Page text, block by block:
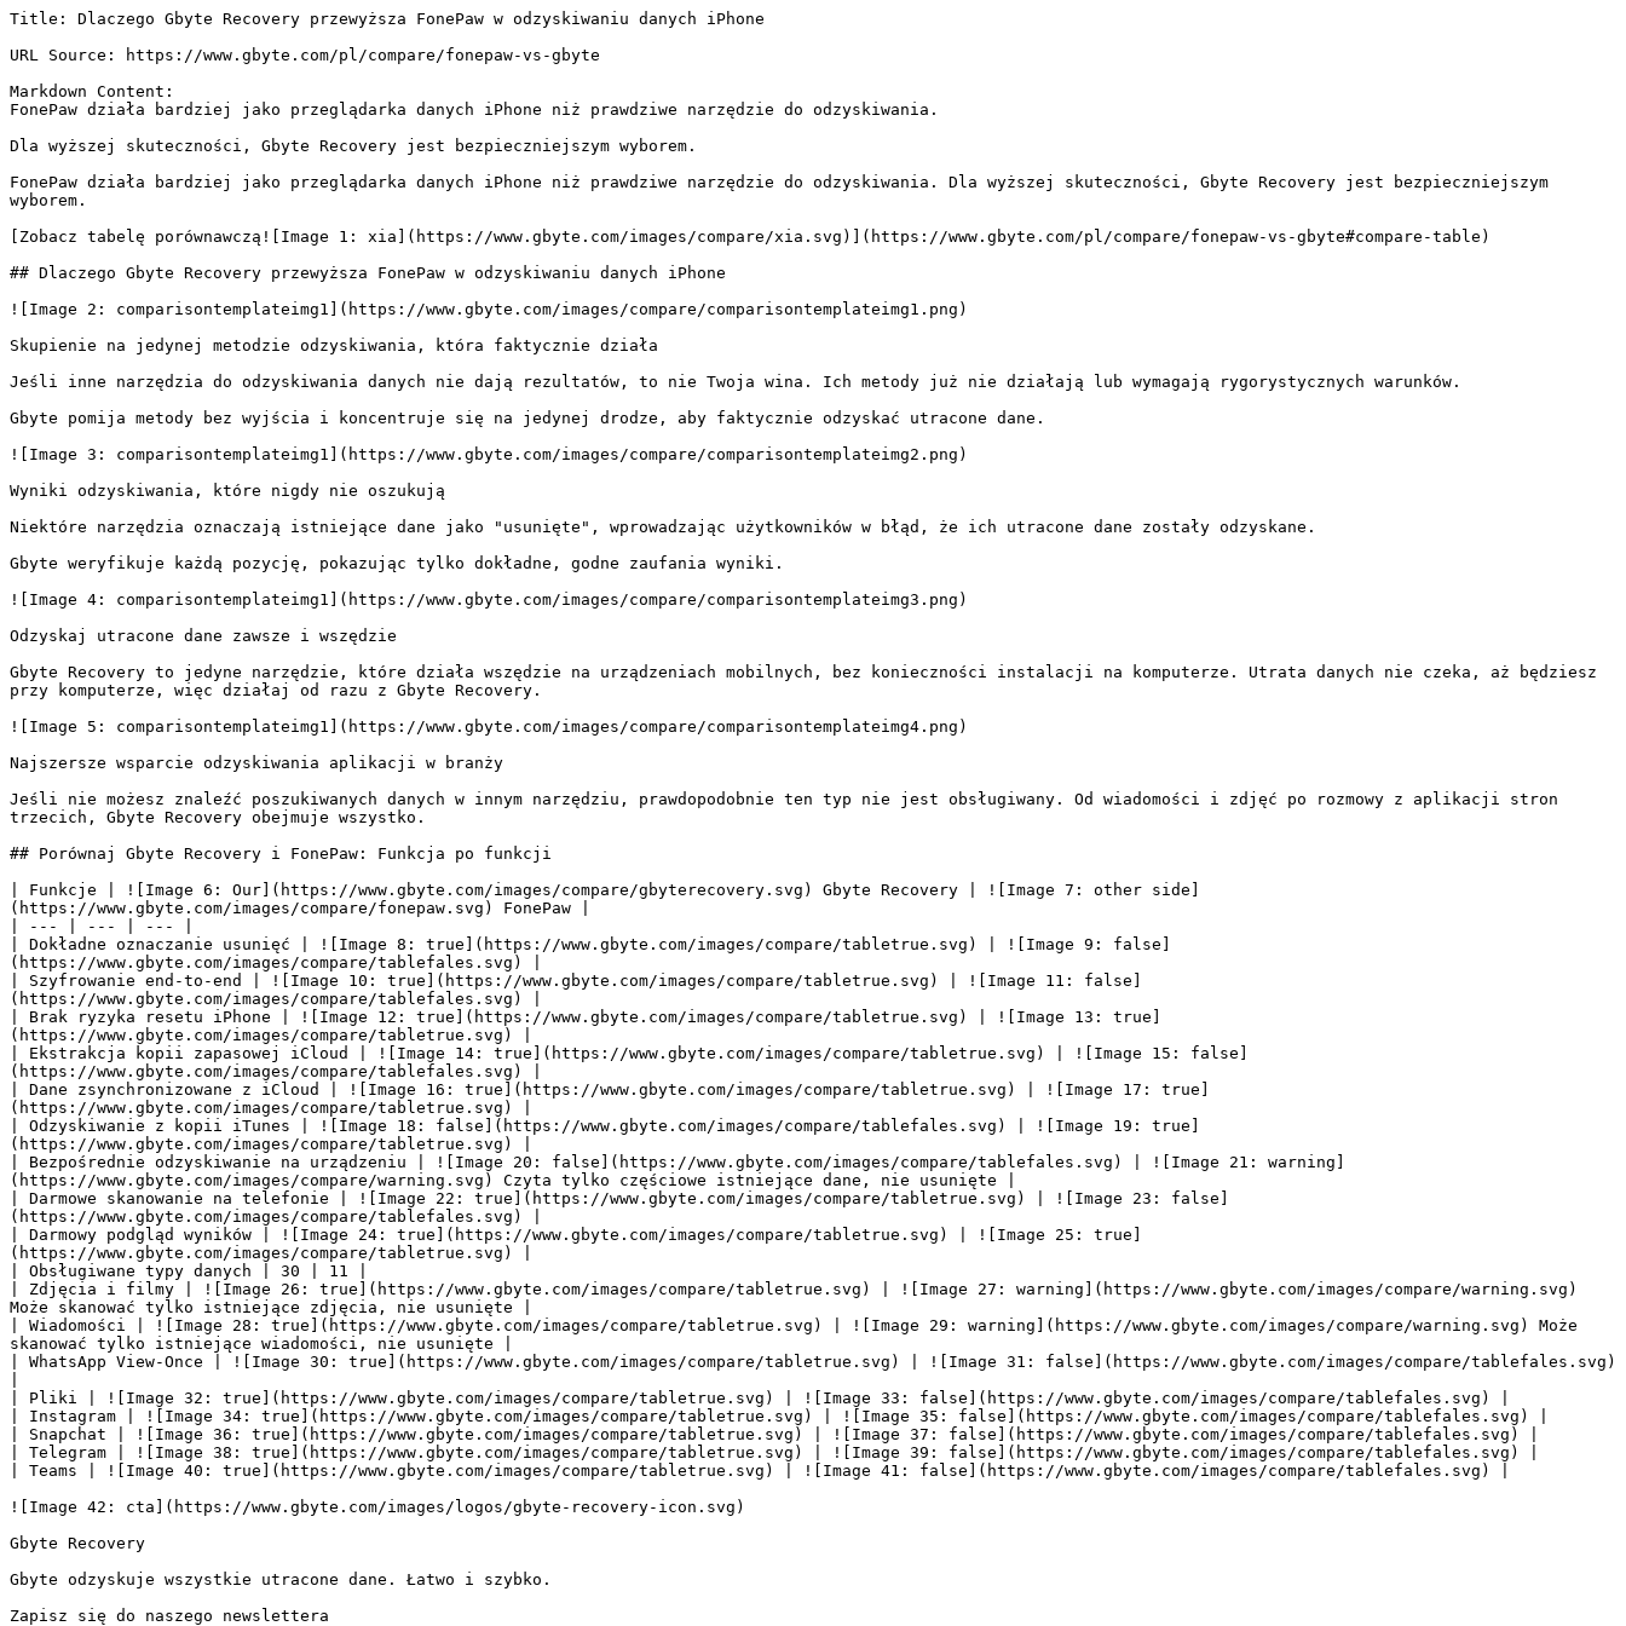
Title: Dlaczego Gbyte Recovery przewyższa FonePaw w odzyskiwaniu danych iPhone
URL Source: https://www.gbyte.com/pl/compare/fonepaw-vs-gbyte
Markdown Content:
FonePaw działa bardziej jako przeglądarka danych iPhone niż prawdziwe narzędzie do odzyskiwania.
Dla wyższej skuteczności, Gbyte Recovery jest bezpieczniejszym wyborem.
FonePaw działa bardziej jako przeglądarka danych iPhone niż prawdziwe narzędzie do odzyskiwania. Dla wyższej skuteczności, Gbyte Recovery jest bezpieczniejszym
wyborem.
[Zobacz tabelę porównawczą![Image 1: xia](https://www.gbyte.com/images/compare/xia.svg)](https://www.gbyte.com/pl/compare/fonepaw-vs-gbyte#compare-table)
## Dlaczego Gbyte Recovery przewyższa FonePaw w odzyskiwaniu danych iPhone
![Image 2: comparisontemplateimg1](https://www.gbyte.com/images/compare/comparisontemplateimg1.png)
Skupienie na jedynej metodzie odzyskiwania, która faktycznie działa
Jeśli inne narzędzia do odzyskiwania danych nie dają rezultatów, to nie Twoja wina. Ich metody już nie działają lub wymagają rygorystycznych warunków.
Gbyte pomija metody bez wyjścia i koncentruje się na jedynej drodze, aby faktycznie odzyskać utracone dane.
![Image 3: comparisontemplateimg1](https://www.gbyte.com/images/compare/comparisontemplateimg2.png)
Wyniki odzyskiwania, które nigdy nie oszukują
Niektóre narzędzia oznaczają istniejące dane jako "usunięte", wprowadzając użytkowników w błąd, że ich utracone dane zostały odzyskane.
Gbyte weryfikuje każdą pozycję, pokazując tylko dokładne, godne zaufania wyniki.
![Image 4: comparisontemplateimg1](https://www.gbyte.com/images/compare/comparisontemplateimg3.png)
Odzyskaj utracone dane zawsze i wszędzie
Gbyte Recovery to jedyne narzędzie, które działa wszędzie na urządzeniach mobilnych, bez konieczności instalacji na komputerze. Utrata danych nie czeka, aż będziesz
przy komputerze, więc działaj od razu z Gbyte Recovery.
![Image 5: comparisontemplateimg1](https://www.gbyte.com/images/compare/comparisontemplateimg4.png)
Najszersze wsparcie odzyskiwania aplikacji w branży
Jeśli nie możesz znaleźć poszukiwanych danych w innym narzędziu, prawdopodobnie ten typ nie jest obsługiwany. Od wiadomości i zdjęć po rozmowy z aplikacji stron
trzecich, Gbyte Recovery obejmuje wszystko.
## Porównaj Gbyte Recovery i FonePaw: Funkcja po funkcji
| Funkcje | ![Image 6: Our](https://www.gbyte.com/images/compare/gbyterecovery.svg) Gbyte Recovery | ![Image 7: other side]
(https://www.gbyte.com/images/compare/fonepaw.svg) FonePaw |
| --- | --- | --- |
| Dokładne oznaczanie usunięć | ![Image 8: true](https://www.gbyte.com/images/compare/tabletrue.svg) | ![Image 9: false]
(https://www.gbyte.com/images/compare/tablefales.svg) |
| Szyfrowanie end-to-end | ![Image 10: true](https://www.gbyte.com/images/compare/tabletrue.svg) | ![Image 11: false]
(https://www.gbyte.com/images/compare/tablefales.svg) |
| Brak ryzyka resetu iPhone | ![Image 12: true](https://www.gbyte.com/images/compare/tabletrue.svg) | ![Image 13: true]
(https://www.gbyte.com/images/compare/tabletrue.svg) |
| Ekstrakcja kopii zapasowej iCloud | ![Image 14: true](https://www.gbyte.com/images/compare/tabletrue.svg) | ![Image 15: false]
(https://www.gbyte.com/images/compare/tablefales.svg) |
| Dane zsynchronizowane z iCloud | ![Image 16: true](https://www.gbyte.com/images/compare/tabletrue.svg) | ![Image 17: true]
(https://www.gbyte.com/images/compare/tabletrue.svg) |
| Odzyskiwanie z kopii iTunes | ![Image 18: false](https://www.gbyte.com/images/compare/tablefales.svg) | ![Image 19: true]
(https://www.gbyte.com/images/compare/tabletrue.svg) |
| Bezpośrednie odzyskiwanie na urządzeniu | ![Image 20: false](https://www.gbyte.com/images/compare/tablefales.svg) | ![Image 21: warning]
(https://www.gbyte.com/images/compare/warning.svg) Czyta tylko częściowe istniejące dane, nie usunięte |
| Darmowe skanowanie na telefonie | ![Image 22: true](https://www.gbyte.com/images/compare/tabletrue.svg) | ![Image 23: false]
(https://www.gbyte.com/images/compare/tablefales.svg) |
| Darmowy podgląd wyników | ![Image 24: true](https://www.gbyte.com/images/compare/tabletrue.svg) | ![Image 25: true]
(https://www.gbyte.com/images/compare/tabletrue.svg) |
| Obsługiwane typy danych | 30 | 11 |
| Zdjęcia i filmy | ![Image 26: true](https://www.gbyte.com/images/compare/tabletrue.svg) | ![Image 27: warning](https://www.gbyte.com/images/compare/warning.svg)
Może skanować tylko istniejące zdjęcia, nie usunięte |
| Wiadomości | ![Image 28: true](https://www.gbyte.com/images/compare/tabletrue.svg) | ![Image 29: warning](https://www.gbyte.com/images/compare/warning.svg) Może
skanować tylko istniejące wiadomości, nie usunięte |
| WhatsApp View-Once | ![Image 30: true](https://www.gbyte.com/images/compare/tabletrue.svg) | ![Image 31: false](https://www.gbyte.com/images/compare/tablefales.svg)
| Pliki | ![Image 32: true](https://www.gbyte.com/images/compare/tabletrue.svg) | ![Image 33: false](https://www.gbyte.com/images/compare/tablefales.svg) |
| Instagram | ![Image 34: true](https://www.gbyte.com/images/compare/tabletrue.svg) | ![Image 35: false](https://www.gbyte.com/images/compare/tablefales.svg) |
| Snapchat | ![Image 36: true](https://www.gbyte.com/images/compare/tabletrue.svg) | ![Image 37: false](https://www.gbyte.com/images/compare/tablefales.svg) |
| Telegram | ![Image 38: true](https://www.gbyte.com/images/compare/tabletrue.svg) | ![Image 39: false](https://www.gbyte.com/images/compare/tablefales.svg) |
| Teams | ![Image 40: true](https://www.gbyte.com/images/compare/tabletrue.svg) | ![Image 41: false](https://www.gbyte.com/images/compare/tablefales.svg) |
![Image 42: cta](https://www.gbyte.com/images/logos/gbyte-recovery-icon.svg)
Gbyte Recovery
Gbyte odzyskuje wszystkie utracone dane. Łatwo i szybko.
Zapisz się do naszego newslettera